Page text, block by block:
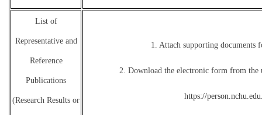
List of
Representative and
Reference
Publications
(Research Results or
1. Attach supporting
2. Download the electronic form from the
https://